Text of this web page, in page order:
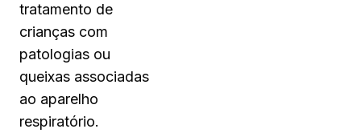
tratamento de
crianças com
patologias ou
queixas associadas
ao aparelho
respiratório.